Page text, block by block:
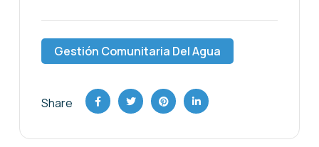
Gestión Comunitaria Del Agua
Share